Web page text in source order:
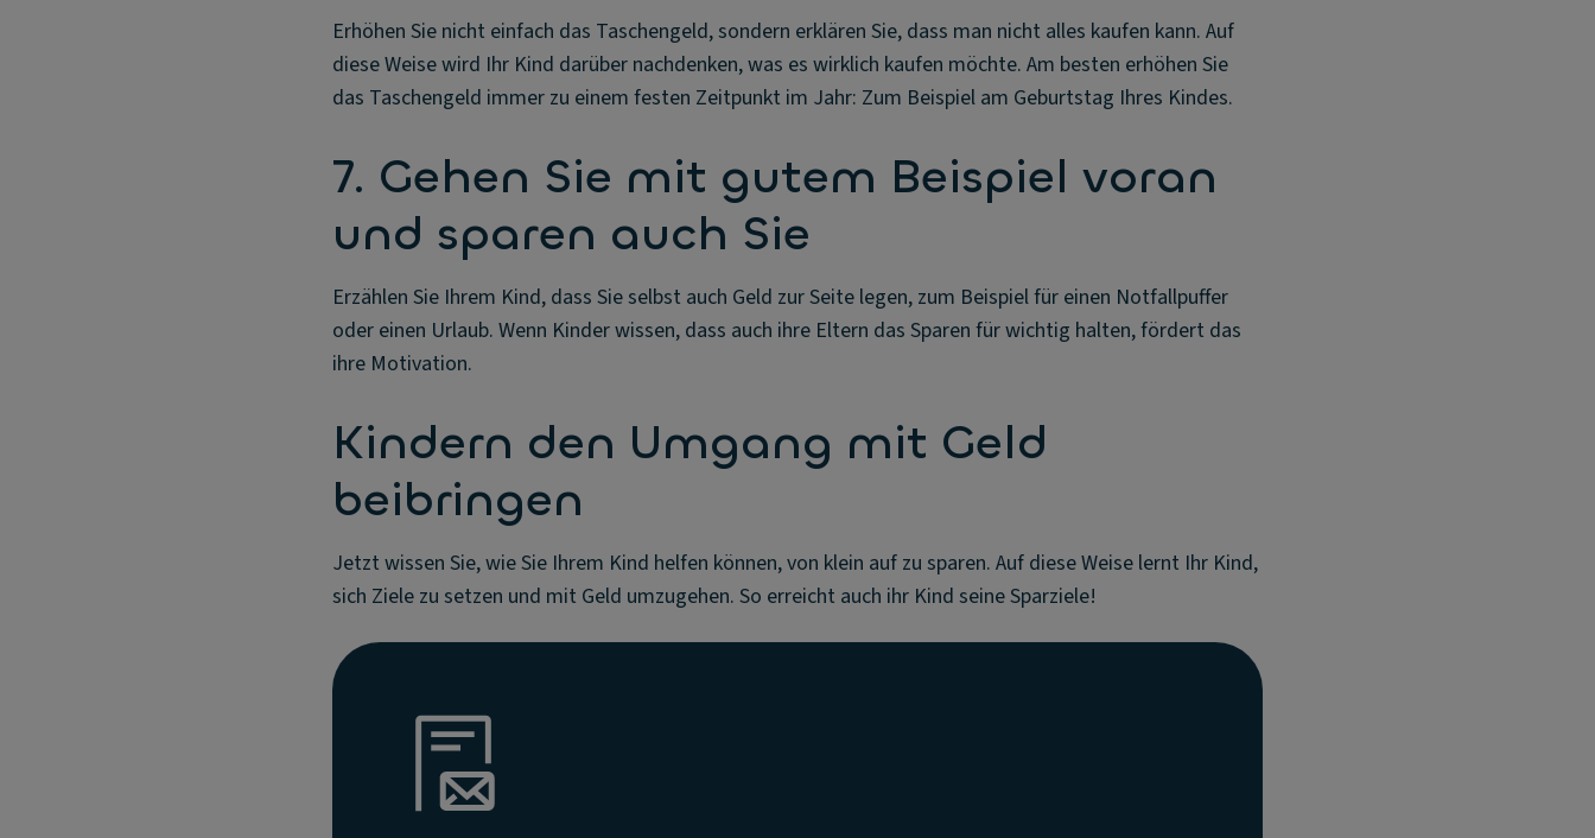
Erhöhen Sie nicht einfach das Taschengeld, sondern erklären Sie, dass man nicht alles kaufen kann. Auf
diese Weise wird Ihr Kind darüber nachdenken, was es wirklich kaufen möchte. Am besten erhöhen Sie
das Taschengeld immer zu einem festen Zeitpunkt im Jahr: Zum Beispiel am Geburtstag Ihres Kindes.
7. Gehen Sie mit gutem Beispiel voran
und sparen auch Sie
Erzählen Sie Ihrem Kind, dass Sie selbst auch Geld zur Seite legen, zum Beispiel für einen Notfallpuffer
oder einen Urlaub. Wenn Kinder wissen, dass auch ihre Eltern das Sparen für wichtig halten, fördert das
ihre Motivation.
Kindern den Umgang mit Geld
beibringen
Jetzt wissen Sie, wie Sie Ihrem Kind helfen können, von klein auf zu sparen. Auf diese Weise lernt Ihr Kind,
sich Ziele zu setzen und mit Geld umzugehen. So erreicht auch ihr Kind seine Sparziele!